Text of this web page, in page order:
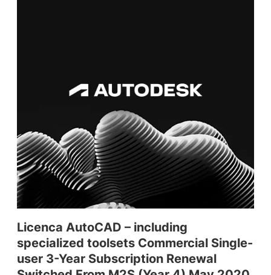
Licenca AutoCAD – including
specialized toolsets Commercial Single-
user 3-Year Subscription Renewal